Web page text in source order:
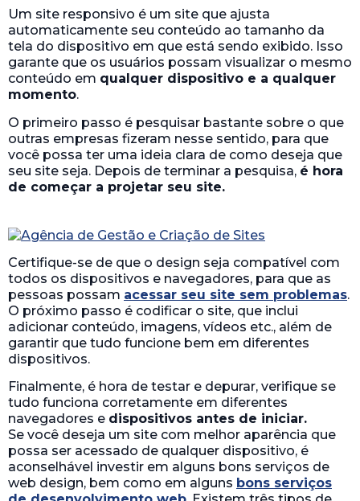
Um site responsivo é um site que ajusta
automaticamente seu conteúdo ao tamanho da
tela do dispositivo em que está sendo exibido. Isso
garante que os usuários possam visualizar o mesmo
conteúdo em qualquer dispositivo e a qualquer
momento.
O primeiro passo é pesquisar bastante sobre o que
outras empresas fizeram nesse sentido, para que
você possa ter uma ideia clara de como deseja que
seu site seja. Depois de terminar a pesquisa, é hora
de começar a projetar seu site.
Certifique-se de que o design seja compatível com
todos os dispositivos e navegadores, para que as
pessoas possam acessar seu site sem problemas.
O próximo passo é codificar o site, que inclui
adicionar conteúdo, imagens, vídeos etc., além de
garantir que tudo funcione bem em diferentes
dispositivos.
Finalmente, é hora de testar e depurar, verifique se
tudo funciona corretamente em diferentes
navegadores e dispositivos antes de iniciar.
Se você deseja um site com melhor aparência que
possa ser acessado de qualquer dispositivo, é
aconselhável investir em alguns bons serviços de
web design, bem como em alguns bons serviços